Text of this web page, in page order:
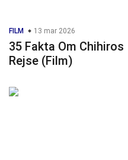
FILM 13 mar 2026
35 Fakta Om Chihiros
Rejse (Film)